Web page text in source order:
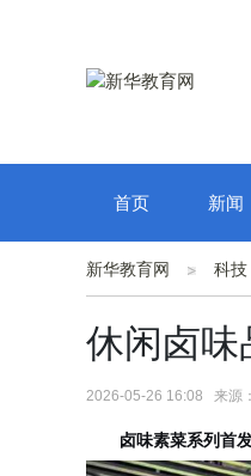
首页 新闻
新华教育网 科技
休闲卤味
2026-05-26 16:08 来源
卤味素菜系列首